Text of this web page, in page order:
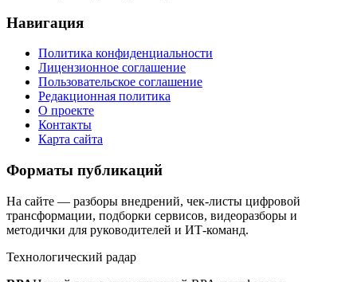
Навигация
Политика конфиденциальности
Лицензионное соглашение
Пользовательское соглашение
Редакционная политика
О проекте
Контакты
Карта сайта
Форматы публикаций
На сайте — разборы внедрений, чек-листы цифровой
трансформации, подборки сервисов, видеоразборы и
методички для руководителей и ИТ-команд.
Технологический радар